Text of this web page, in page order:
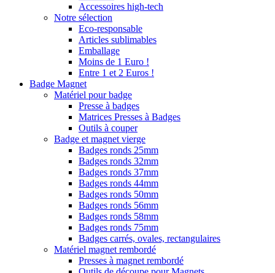
Accessoires high-tech
Notre sélection
Eco-responsable
Articles sublimables
Emballage
Moins de 1 Euro !
Entre 1 et 2 Euros !
Badge Magnet
Matériel pour badge
Presse à badges
Matrices Presses à Badges
Outils à couper
Badge et magnet vierge
Badges ronds 25mm
Badges ronds 32mm
Badges ronds 37mm
Badges ronds 44mm
Badges ronds 50mm
Badges ronds 56mm
Badges ronds 58mm
Badges ronds 75mm
Badges carrés, ovales, rectangulaires
Matériel magnet rembordé
Presses à magnet rembordé